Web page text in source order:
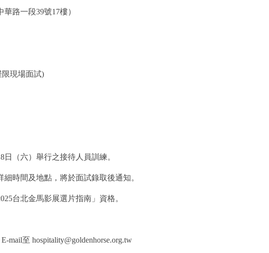
路一段39號17樓）
現場面試)
（六）舉行之接待人員訓練。
時間及地點，將於面試錄取後通知。
台北金馬影展選片指南」資格。
mail至 hospitality@goldenhorse.org.tw